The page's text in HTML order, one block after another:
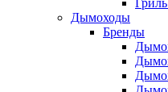
Дымоходы
Бренды